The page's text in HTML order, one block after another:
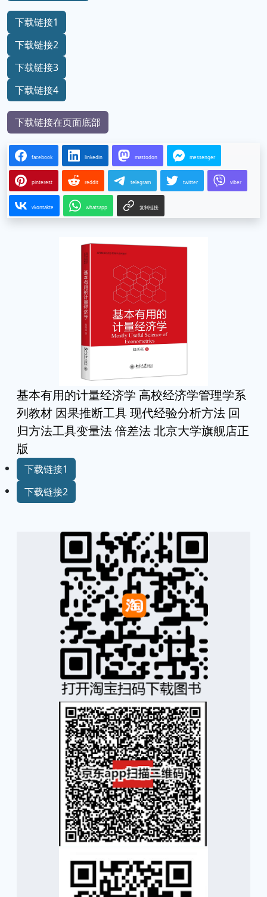
下载链接1
下载链接2
下载链接3
下载链接4
下载链接在页面底部
facebook linkedin mastodon messenger
pinterest reddit telegram twitter viber
vkontakte whatsapp 复制链接
基本有用的计量经济学 高校经济学管理学系
列教材 因果推断工具 现代经验分析方法 回
归方法工具变量法 倍差法 北京大学旗舰店正
版
下载链接1
下载链接2